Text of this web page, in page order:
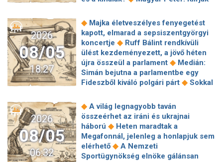
projektekben magyar állami
tulajdonrészt fognak előírni ◆Orbán
Gáspár hatszor repült honvédségi
gépen Csádba és Nigerbe◆Ismert
magyar utazási iroda ment csődbe,
bolgár biztosítóval hadakozhatnak az
utasok◆Amerikai rakétákat is
zsákmányolt az előrenyomuló orosz
után: a Szerencsejáték Zrt. átalakítja
ügynökségi modelljét◆A Tisza-
frakció kezdeményezte, hogy jövő
kedden válasszák meg az új
köztársasági elnököt◆
Sajtószabadság-díjat kap az Orbán-
2026
08/05
18:27
◆ Majka életveszélyes fenyegetést
kapott, elmarad a sepsiszentgyörgyi
koncertje ◆ Ruff Bálint rendkívüli
ülést kezdeményezett, a jövő héten
újra összeül a parlament ◆ Medián:
Simán bejutna a parlamentbe egy
Fideszből kiváló polgári párt ◆ Sokkal
Vitézy: 42 új, 120 méteres
motorvonatot vesznek, teljesen
megújul a szentendrei, a csepeli és a
ráckevei HÉV járműparkja
◆ Egy
hajszálon múlt Paks, de a jövőben jó
lenne nem kísérteni a sorsot
2026
08/05
06:32
◆ A világ legnagyobb taván
összeérhet az iráni és ukrajnai
háború ◆ Heten maradtak a
Megafonnál, jelenleg a honlapjuk sem
elérhető ◆ A Nemzeti
Sportügynökség elnöke gálánsan